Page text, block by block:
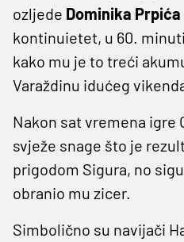
ozljede Dominika Prpića
kontinuietet, u 60.
kako mu je to treći
Varaždinu idućeg
Nakon sat vremena igre
svježe snage što je
prigodom Sigura, no
obranio mu zicer.
Simbolično su navijači